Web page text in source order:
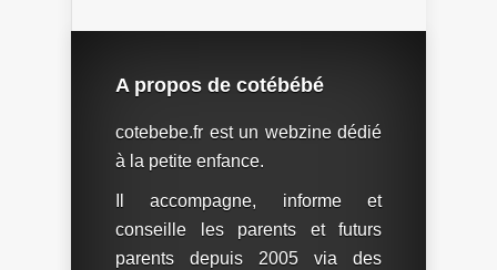
A propos de cotébébé
cotebebe.fr est un webzine dédié
à la petite enfance.
Il accompagne, informe et
conseille les parents et futurs
parents depuis 2005 via des